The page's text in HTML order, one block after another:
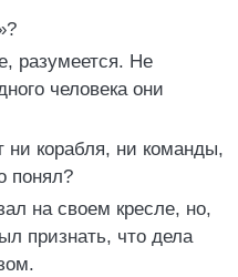
разумеется. Не
человека они
корабля, ни команды,
понял?
на своем кресле, но,
признать, что дела